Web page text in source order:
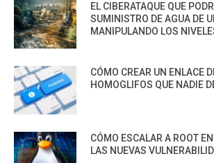
EL CIBERATAQUE QUE
SUMINISTRO DE AGUA DE
MANIPULANDO LOS
CÓMO CREAR UN ENLACE
HOMOGLIFOS QUE NADIE
CÓMO ESCALAR A ROOT
LAS NUEVAS